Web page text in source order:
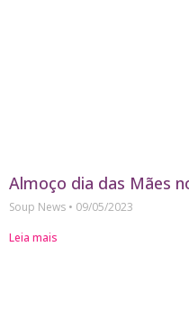
Almoço dia das Mães
Soup News
09/05/2023
Leia mais